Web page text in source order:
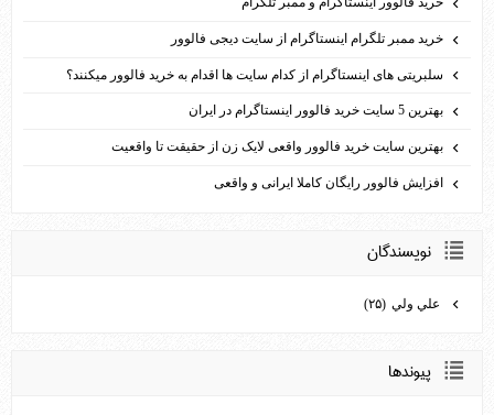
خرید ممبر تلگرام اینستاگرام از سایت دیجی فالوور
سلبریتی های اینستاگرام از کدام سایت ها اقدام به خرید فالوور می­کنند؟
بهترین 5 سایت خرید فالوور اینستاگرام در ایران
بهترین سایت خرید فالوور واقعی لایک زن از حقیقت تا واقعیت
افزایش فالوور رایگان کاملا ایرانی و واقعی
نويسندگان
علي ولي (۲۵)
پيوندها